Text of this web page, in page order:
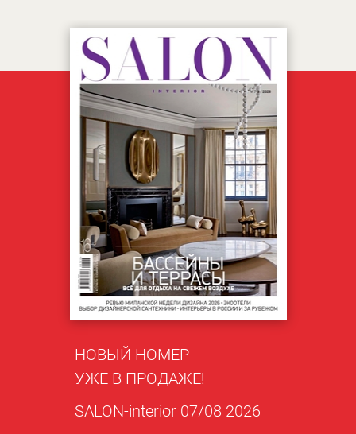
НОВЫЙ НОМЕР
УЖЕ В ПРОДАЖЕ!
SALON-interior 07/08 2026